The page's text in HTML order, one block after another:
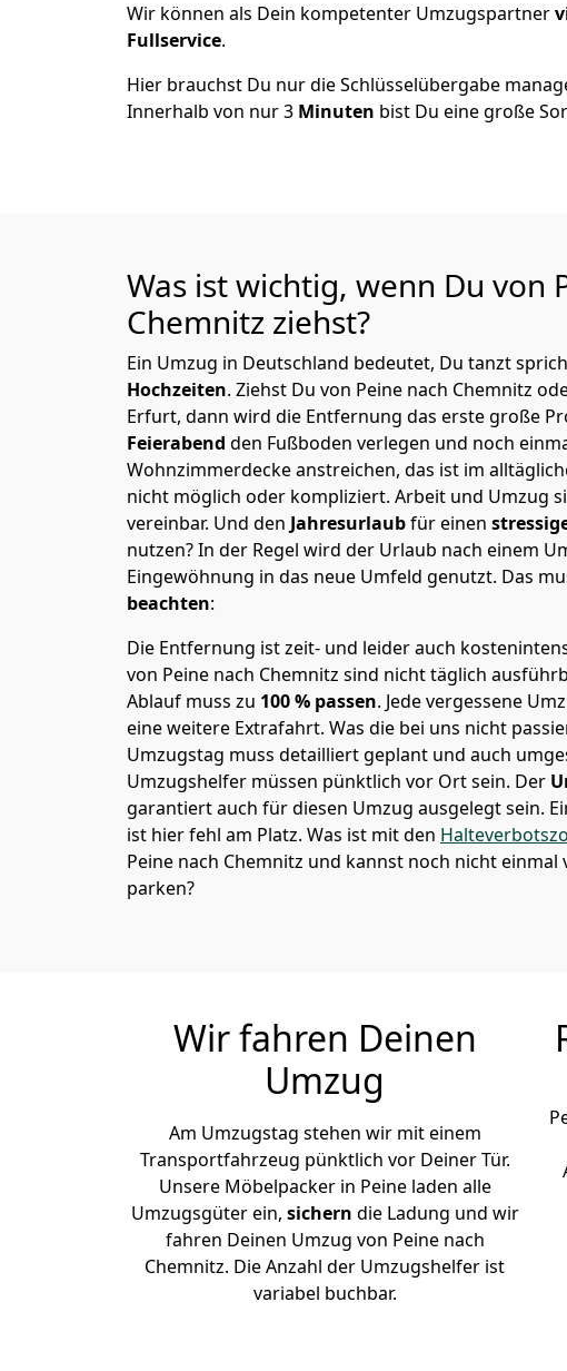
Wir können als Dein kompetenter Umzugspartner
Fullservice.
Hier brauchst Du nur die Schlüsselübergabe
Innerhalb von nur 3 Minuten bist Du eine große
Was ist wichtig, wenn Du von
Chemnitz ziehst?
Ein Umzug in Deutschland bedeutet, Du tanzt
Hochzeiten. Ziehst Du von Peine nach Chemnitz
Erfurt, dann wird die Entfernung das erste große
Feierabend den Fußboden verlegen und noch
Wohnzimmerdecke anstreichen, das ist im
nicht möglich oder kompliziert. Arbeit und Umzug
vereinbar. Und den Jahresurlaubfür einen
nutzen? In der Regel wird der Urlaub nach einem
Eingewöhnung in das neue Umfeld genutzt. Das
beachten:
Die Entfernung ist zeit- und leider auch
von Peine nach Chemnitz sind nicht täglich
Ablauf muss zu 100 % passen. Jede vergessene
eine weitere Extrafahrt. Was die bei uns nicht
Umzugstag muss detailliert geplant und auch
Umzugshelfer müssen pünktlich vor Ort sein. Der
garantiert auch für diesen Umzug ausgelegt sein.
ist hier fehl am Platz. Was ist mit den
Peine nach Chemnitz und kannst noch nicht
parken?
Wir fahren Deinen
Umzug
Am Umzugstag stehen wir mit einem
Transportfahrzeug pünktlich vor Deiner Tür.
Unsere Möbelpacker in Peine laden alle
Umzugsgüter ein, sichern die Ladung und wir
fahren Deinen Umzug von Peine nach
Chemnitz. Die Anzahl der Umzugshelfer ist
variabel buchbar.